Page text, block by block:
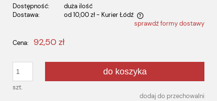
Dostępność:
duża ilość
Dostawa:
od 10,00 zł - Kurier Łódź
Cena nie zawiera ewentualnych kosztów płatnościsprawdź formy dostawy
Cena: 92,50 zł
szt.
do koszyka
dodaj do przechowalni